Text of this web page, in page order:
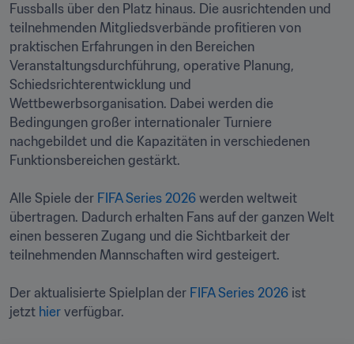
Fussballs über den Platz hinaus. Die ausrichtenden und
teilnehmenden Mitgliedsverbände profitieren von
praktischen Erfahrungen in den Bereichen
Veranstaltungsdurchführung, operative Planung,
Schiedsrichterentwicklung und
Wettbewerbsorganisation. Dabei werden die
Bedingungen großer internationaler Turniere
nachgebildet und die Kapazitäten in verschiedenen
Funktionsbereichen gestärkt.
Alle Spiele der FIFA Series 2026 werden weltweit
übertragen. Dadurch erhalten Fans auf der ganzen Welt
einen besseren Zugang und die Sichtbarkeit der
teilnehmenden Mannschaften wird gesteigert.
Der aktualisierte Spielplan der FIFA Series 2026 ist
jetzt hier verfügbar.